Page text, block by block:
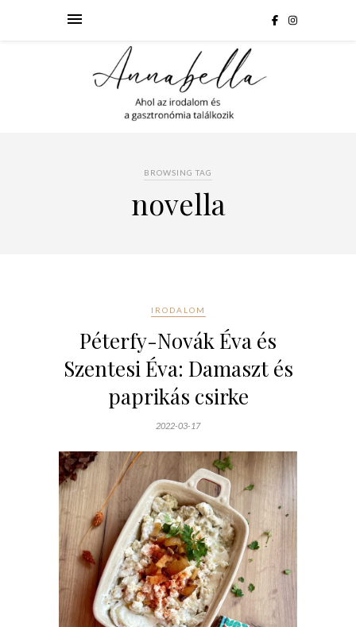
BROWSING TAG
novella
IRODALOM
Péterfy-Novák Éva és
Szentesi Éva: Damaszt és
paprikás csirke
2022-03-17